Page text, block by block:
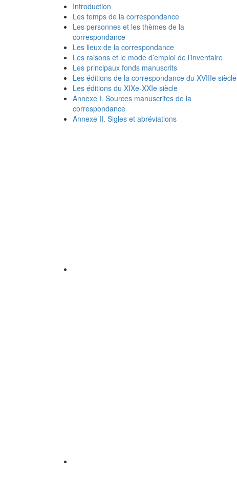
Introduction
Les temps de la correspondance
Les personnes et les thèmes de la
correspondance
Les lieux de la correspondance
Les raisons et le mode d’emploi de l’inventaire
Les principaux fonds manuscrits
Les éditions de la correspondance du XVIIIe siècle
Les éditions du XIXe-XXIe siècle
Annexe I. Sources manuscrites de la
correspondance
Annexe II. Sigles et abréviations